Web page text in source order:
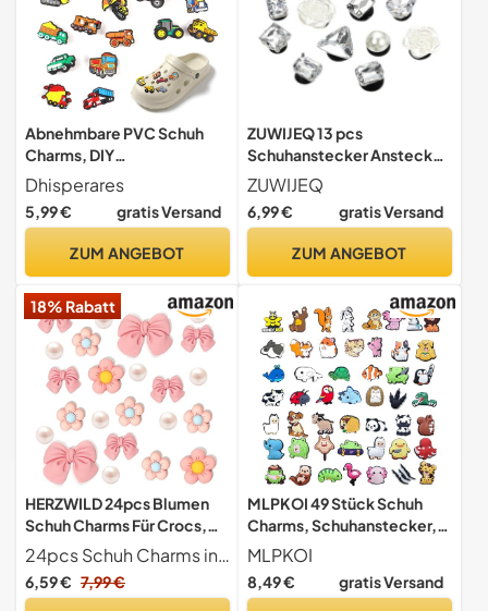
Abnehmbare PVC Schuh
Charms, DIY
Schuhdekoration, Schuh
Anhänger
Dhisperares
5,99 € gratis Versand
ZUM ANGEBOT
ZUWIJEQ 13 pcs
Schuhanstecker Anstecke,
Schuhanstecker
Dekoration Schmuck
Design, Bling
Schmuck Design, Schuh
Schuh Charms für Mädchen
& Jungen
ZUWIJEQ
6,99 € gratis Versand
ZUM ANGEBOT
18% Rabatt
HERZWILD 24pcs Blumen
Schuh Charms Für Crocs,
niedliches Schuh Zubehör
für Mädchen, Jungen und
Erwachsene (pink)
24pcs Schuh Charms in pink
6,59 € 7,99 €
MLPKOI 49 Stück Schuh
Charms, Schuhanstecker,
Abnehmbare DIY
Schuhstecker Shoe
Schmuck Niedliche
MLPKOI
8,49 € gratis Versand